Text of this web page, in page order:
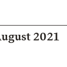
2021